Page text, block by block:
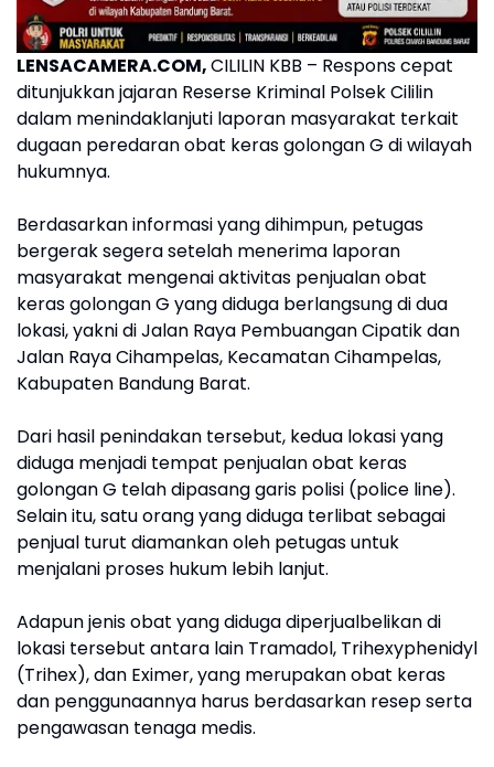
LENSACAMERA.COM,CILILIN KBB – Respons cepat
ditunjukkan jajaran Reserse Kriminal Polsek Cililin
dalam menindaklanjuti laporan masyarakat terkait
dugaan peredaran obat keras golongan G di wilayah
hukumnya.
Berdasarkan informasi yang dihimpun, petugas
bergerak segera setelah menerima laporan
masyarakat mengenai aktivitas penjualan obat
keras golongan G yang diduga berlangsung di dua
lokasi, yakni di Jalan Raya Pembuangan Cipatik dan
Jalan Raya Cihampelas, Kecamatan Cihampelas,
Kabupaten Bandung Barat.
Dari hasil penindakan tersebut, kedua lokasi yang
diduga menjadi tempat penjualan obat keras
golongan G telah dipasang garis polisi (police line).
Selain itu, satu orang yang diduga terlibat sebagai
penjual turut diamankan oleh petugas untuk
menjalani proses hukum lebih lanjut.
Adapun jenis obat yang diduga diperjualbelikan di
lokasi tersebut antara lain Tramadol, Trihexyphenidyl
(Trihex), dan Eximer, yang merupakan obat keras
dan penggunaannya harus berdasarkan resep serta
pengawasan tenaga medis.